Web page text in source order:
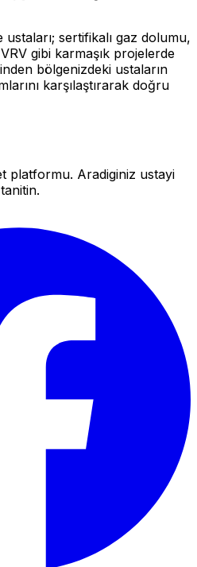
sertifikalı gaz dolumu,
gibi karmaşık projelerde
bölgenizdeki ustaların
karşılaştırarak doğru
platformu. Aradiginiz ustayi